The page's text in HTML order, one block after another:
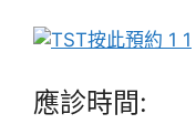
應診時間: